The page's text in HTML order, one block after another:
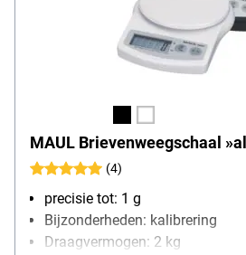
MAUL Brievenweegschaal
(4)
precisie tot: 1 g
Bijzonderheden: kalibrering
Draagvermogen: 2 kg